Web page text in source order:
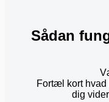
Sådan
Fortæl kort hvad
dig